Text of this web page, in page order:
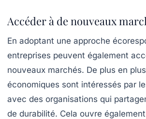
Accéder à de nouveaux
En adoptant une approche
entreprises peuvent également
nouveaux marchés. De plus en
économiques sont intéressés par
avec des organisations qui
de durabilité. Cela ouvre